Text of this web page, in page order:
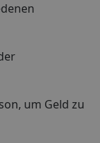
um Geld zu